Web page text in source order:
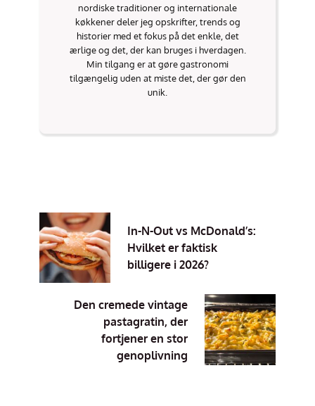
nordiske traditioner og internationale
køkkener deler jeg opskrifter, trends og
historier med et fokus på det enkle, det
ærlige og det, der kan bruges i hverdagen.
Min tilgang er at gøre gastronomi
tilgængelig uden at miste det, der gør den
unik.
In-N-Out vs McDonald’s:
Hvilket er faktisk
billigere i 2026?
Den cremede vintage
pastagratin, der
fortjener en stor
genoplivning